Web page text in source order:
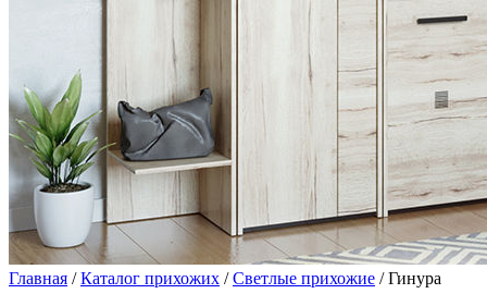
Главная /Каталог прихожих /Светлые прихожие / Гинура